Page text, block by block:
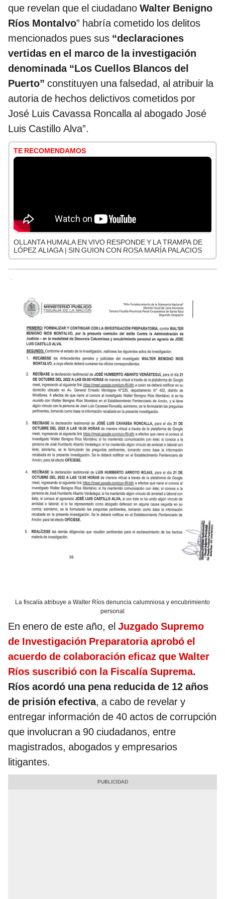
que revelan que el ciudadano Walter Benigno
Ríos Montalvo” habría cometido los delitos
mencionados pues sus “declaraciones
vertidas en el marco de la investigación
denominada “Los Cuellos Blancos del
Puerto” constituyen una falsedad, al atribuir la
autoria de hechos delictivos cometidos por
José Luis Cavassa Roncalla al abogado José
Luis Castillo Alva”.
TE RECOMENDAMOS
OLLANTA HUMALA EN VIVO RESPONDE Y LA TRAMPA DE
LÓPEZ ALIAGA | SIN GUION CON ROSA MARÍA PALACIOS
La fiscalía atribuye a Walter Ríos denuncia calumniosa y encubrimiento
personal
En enero de este año, el Juzgado Supremo
de Investigación Preparatoria aprobó el
acuerdo de colaboración eficaz que Walter
Ríos suscribió con la Fiscalía Suprema.
Ríos acordó una pena reducida de 12 años
de prisión efectiva, a cabo de revelar y
entregar información de 40 actos de corrupción
que involucran a 90 ciudadanos, entre
magistrados, abogados y empresarios
litigantes.